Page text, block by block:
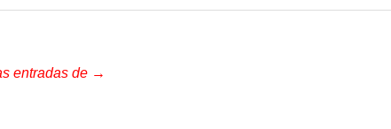
entradas de →